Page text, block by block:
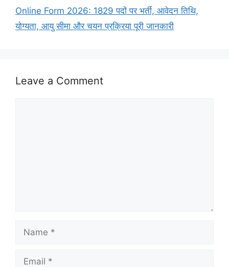
Online Form 2026: 1829 पदों पर भर्ती, आवेदन तिथि,
योग्यता, आयु सीमा और चयन प्रक्रिया पूरी जानकारी
Leave a Comment
Name
Email